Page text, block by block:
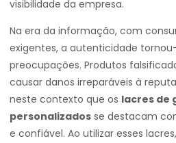
visibilidade da empresa.
Na era da informação, com
exigentes, a autenticidade
preocupações. Produtos
causar danos irreparáveis à
neste contexto que os lacres de
personalizados se destacam
e confiável. Ao utilizar esses